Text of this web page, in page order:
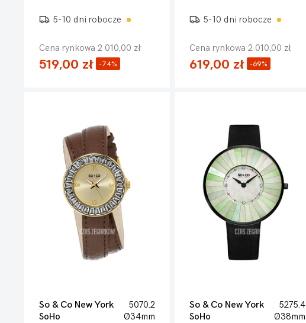
5-10 dni robocze
Cena rynkowa 2 010,00 zł
519,00 zł -74%
5-10 dni robocze
Cena rynkowa 2 010,00 zł
619,00 zł -69%
So & Co New York
5070.2
SoHo
Ø34mm
So & Co New York
5275.4
SoHo
Ø38mm